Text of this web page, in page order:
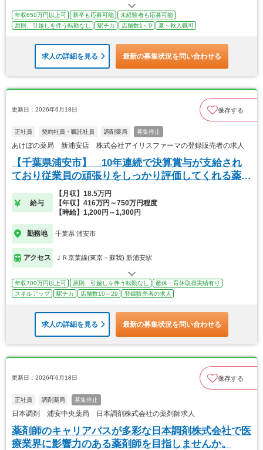
年収650万円以上可 新卒も応募可能
未経験者も応募可能
原則、引越しを伴う転勤なし
駅チカ 店舗数1～9 夏～秋入職可
求人の詳細を見る 最新の募集状況を問い合わせる
更新日：2026年6月18日 保存する
正社員 契約社員・嘱託社員 調剤薬局 募集停止
あけぼの薬局 新浦安店 株式会社アイリスファーマの登録販売者の求人
【千葉県浦安市】 10年連続で決算賞与が支給され
ており従業員の頑張りをしっかり評価してくれる薬局
給与
【月収】18.5万円
【年収】416万円～750万円程度
【時給】1,200円～1,300円
勤務地 千葉県 浦安市
アクセス ＪＲ京葉線(東京－蘇我) 新浦安駅
年収700万円以上可 原則、引越しを伴う転勤なし
産休・育休取得実績有り
スキルアップ
駅チカ 店舗数10～29 登録販売者の求人
求人の詳細を見る 最新の募集状況を問い合わせる
更新日：2026年6月18日 保存する
正社員 調剤薬局 募集停止
日本調剤 浦安中央薬局 日本調剤株式会社の薬剤師求人
薬剤師のキャリアパスが多彩な日本調剤株式会社で医
療業界に影響力のある薬剤師を目指しませんか。